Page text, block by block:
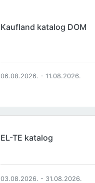
Kaufland katalog DOM
06.08.2026. - 11.08.2026.
EL-TE katalog
03.08.2026. - 31.08.2026.